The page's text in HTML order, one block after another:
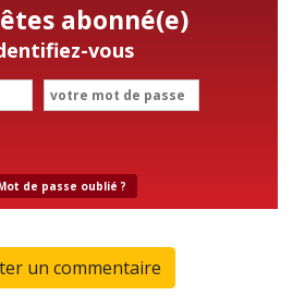
abonné(e)
vous
de passe oublié ?
un commentaire